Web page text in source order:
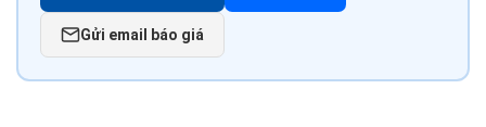
Gửi email báo giá